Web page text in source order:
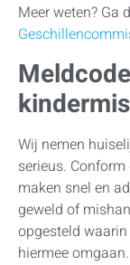
Meer weten? Ga
Wij nemen
serieus.
maken snel en
geweld of
opgesteld
hiermee omgaan.